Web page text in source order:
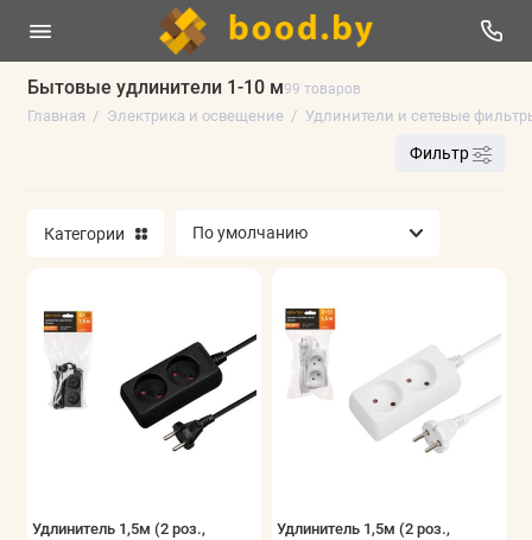
Бытовые удлинители 1-10 м99 товаров
Главная Электрика и освещение Удлинители и сетевые
Отпугиватели уничтожители
Светотехника
Аксессуары для электротехники
Инструменты электрика
Кабель, провод
Фильтр
Категории
Удлинитель 1,5м (2 роз.,
Удлинитель 1,5м (2 роз.,